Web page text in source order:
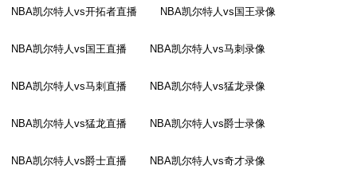
NBA凯尔特人vs开拓者直播 NBA凯尔特人vs国王录像
NBA凯尔特人vs国王直播 NBA凯尔特人vs马刺录像
NBA凯尔特人vs马刺直播 NBA凯尔特人vs猛龙录像
NBA凯尔特人vs猛龙直播 NBA凯尔特人vs爵士录像
NBA凯尔特人vs爵士直播 NBA凯尔特人vs奇才录像